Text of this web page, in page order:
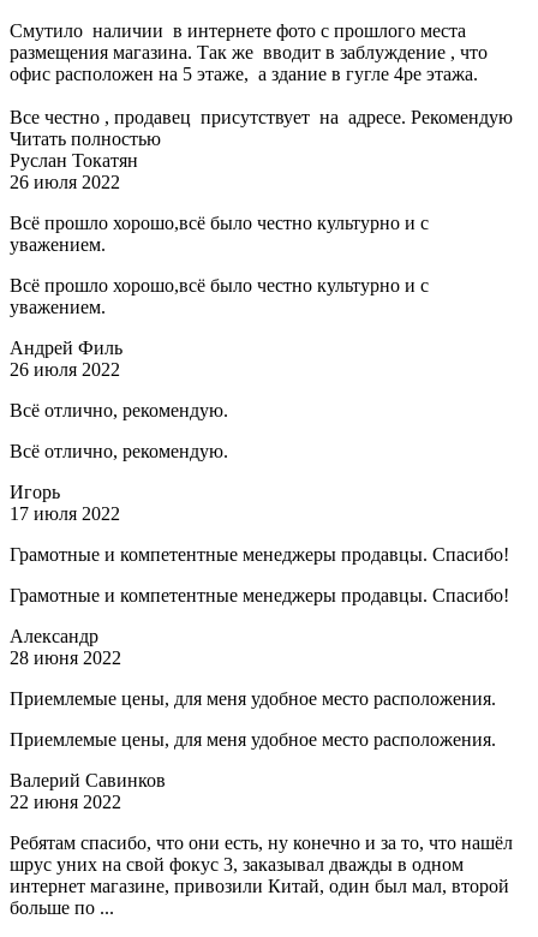
Смутило наличии в интернете фото с прошлого места
размещения магазина. Так же вводит в заблуждение , что
офис расположен на 5 этаже, а здание в гугле 4ре этажа.
Все честно , продавец присутствует на адресе. Рекомендую
Читать полностью
Руслан Токатян
26 июля 2022
Всё прошло хорошо,всё было честно культурно и с
уважением.
Всё прошло хорошо,всё было честно культурно и с
уважением.
Андрей Филь
26 июля 2022
Всё отлично, рекомендую.
Всё отлично, рекомендую.
Игорь
17 июля 2022
Грамотные и компетентные менеджеры продавцы. Спасибо!
Грамотные и компетентные менеджеры продавцы. Спасибо!
Александр
28 июня 2022
Приемлемые цены, для меня удобное место расположения.
Приемлемые цены, для меня удобное место расположения.
Валерий Савинков
22 июня 2022
Ребятам спасибо, что они есть, ну конечно и за то, что нашёл
шрус уних на свой фокус 3, заказывал дважды в одном
интернет магазине, привозили Китай, один был мал, второй
больше по ...